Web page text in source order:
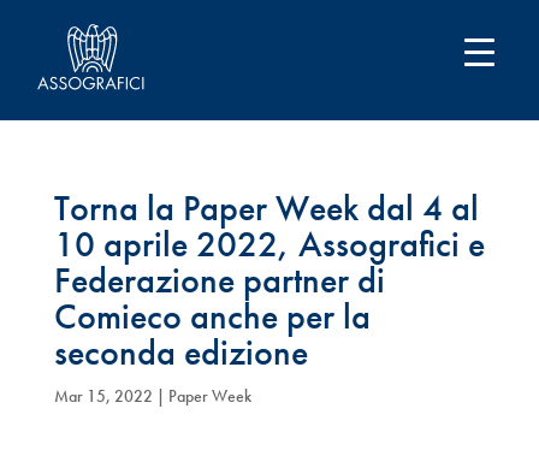
Torna la Paper Week dal 4 al
10 aprile 2022, Assografici e
Federazione partner di
Comieco anche per la
seconda edizione
Mar 15, 2022 | Paper Week